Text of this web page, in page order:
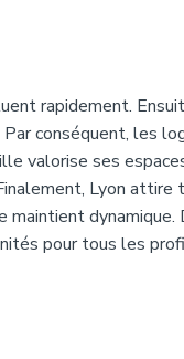
rapidement.
conséquent, les
valorise ses
Lyon attire
dynamique.
pour tous les